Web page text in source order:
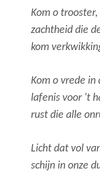
Kom o
zachtheid die
kom
Kom o vrede in
lafenis voor 't
rust die alle
Licht dat vol
schijn in onze